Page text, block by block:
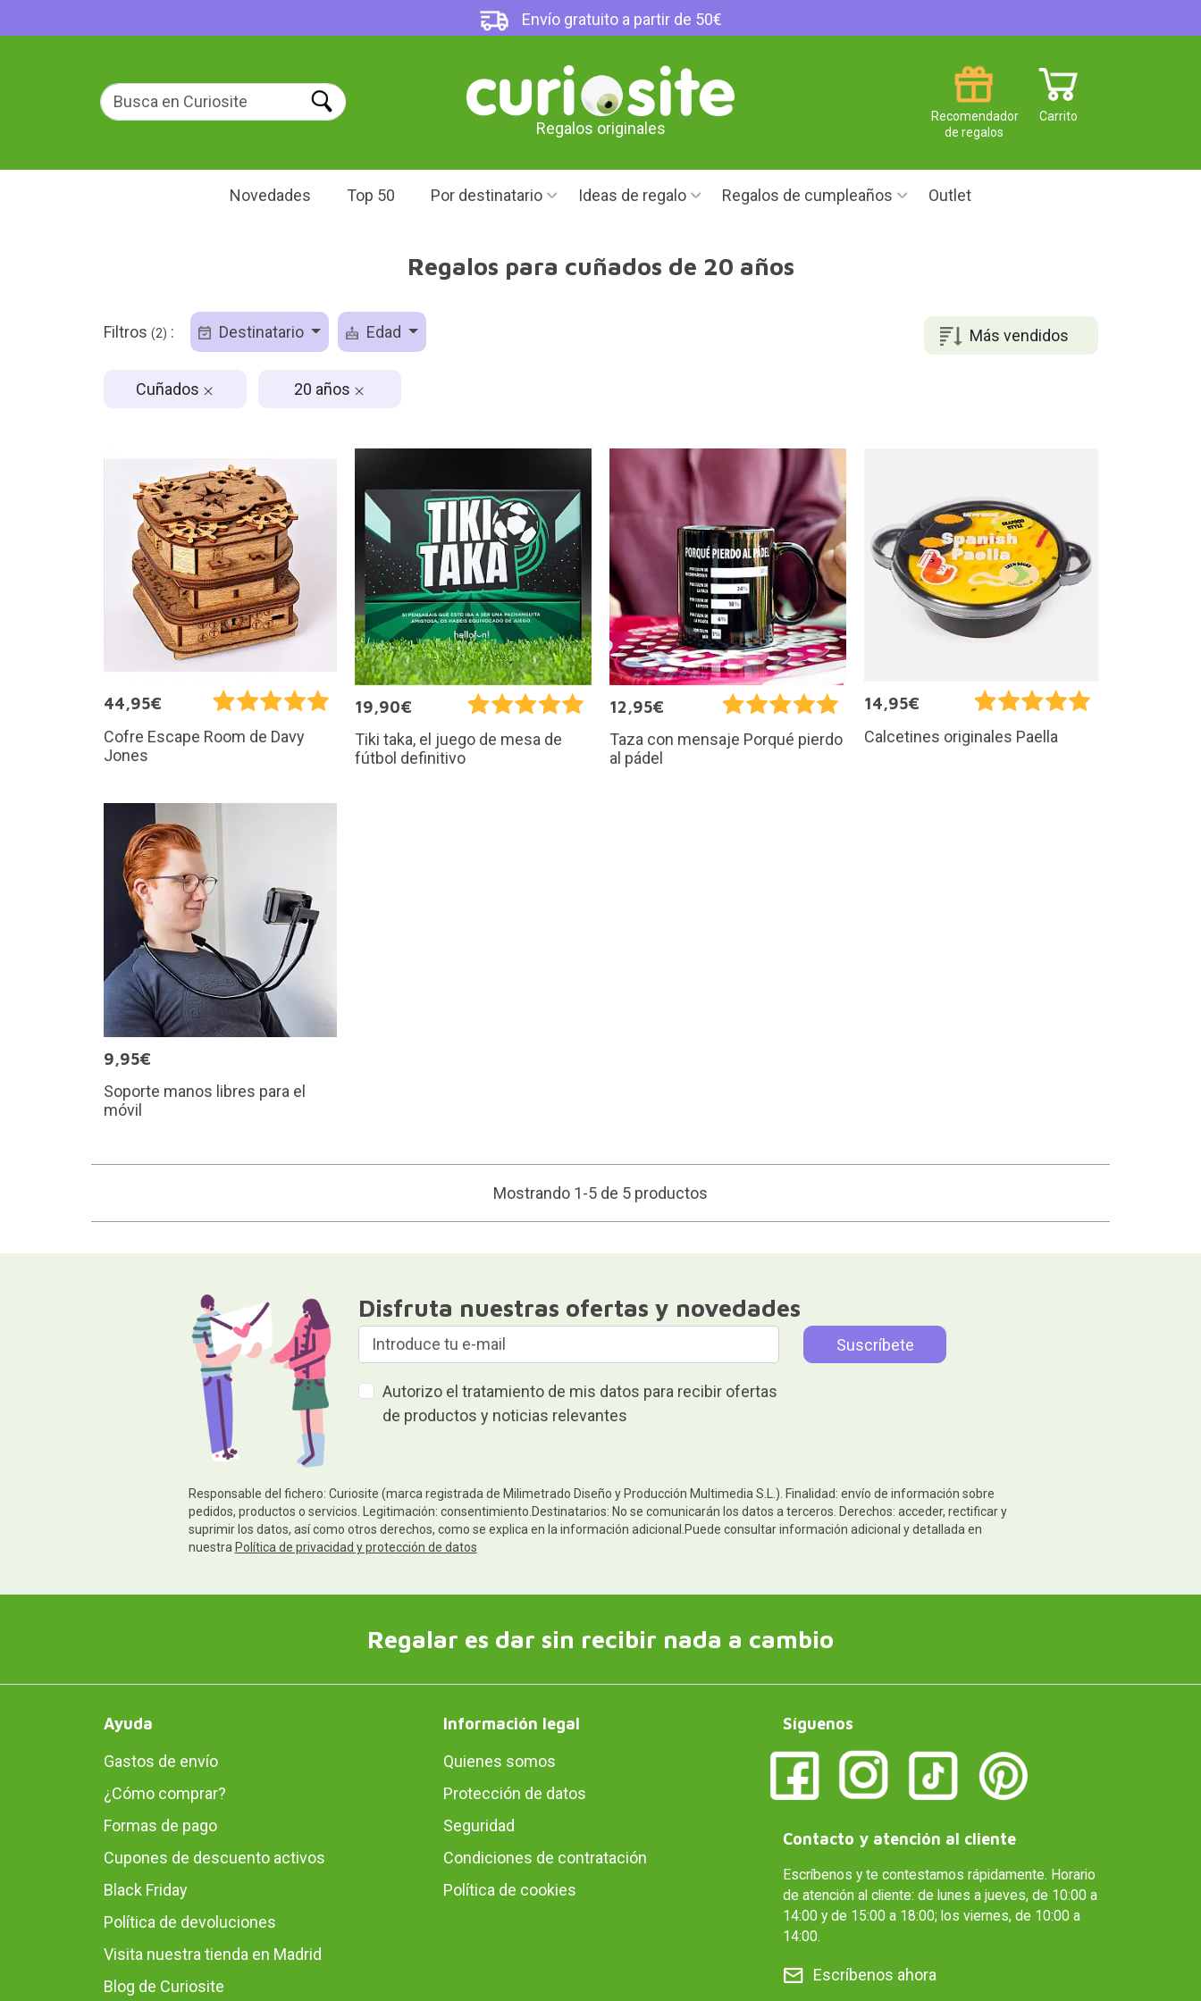
Envío gratuito a partir de 50€
Regalos originales
Carrito
Recomendador
de regalos
Novedades Top 50 Por destinatario Ideas de regalo Regalos de cumpleaños Outlet
Regalos para cuñados de 20 años
Más vendidos
Filtros (2) : Destinatario Edad
Cuñados 20 años
44,95€
Cofre Escape Room de Davy
Jones
19,90€
Tiki taka, el juego de mesa de
fútbol definitivo
12,95€
Taza con mensaje Porqué pierdo
al pádel
14,95€
Calcetines originales Paella
9,95€
Soporte manos libres para el
móvil
Mostrando 1-5 de 5 productos
Disfruta nuestras ofertas y novedades
Autorizo el tratamiento de mis datos para recibir ofertas
de productos y noticias relevantes
Responsable del fichero: Curiosite (marca registrada de Milimetrado Diseño y Producción Multimedia S.L.). Finalidad: envío de información sobre
pedidos, productos o servicios. Legitimación: consentimiento.Destinatarios: No se comunicarán los datos a terceros. Derechos: acceder, rectificar y
suprimir los datos, así como otros derechos, como se explica en la información adicional.Puede consultar información adicional y detallada en
nuestra Política de privacidad y protección de datos
Regalar es dar sin recibir nada a cambio
Ayuda
Gastos de envío
¿Cómo comprar?
Formas de pago
Cupones de descuento activos
Black Friday
Política de devoluciones
Visita nuestra tienda en Madrid
Blog de Curiosite
Información legal
Quienes somos
Protección de datos
Seguridad
Condiciones de contratación
Política de cookies
Síguenos
Contacto y atención al cliente
Escríbenos y te contestamos rápidamente. Horario
de atención al cliente: de lunes a jueves, de 10:00 a
14:00 y de 15:00 a 18:00; los viernes, de 10:00 a
14:00.
Escríbenos ahora